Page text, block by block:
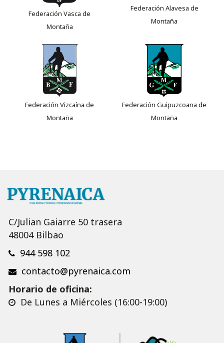
Federación Vasca de
Montaña
Federación Alavesa de
Montaña
Federación Vizcaína de
Montaña
Federación Guipuzcoana de
Montaña
C/Julian Gaiarre 50 trasera
48004 Bilbao
944 598 102
contacto@pyrenaica.com
Horario de oficina:
De Lunes a Miércoles (16:00-19:00)